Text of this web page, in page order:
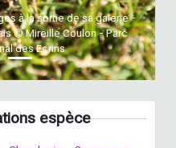
à la sortie de sa galerie -
© Mireille Coulon - Parc
des Ecrins
espèce